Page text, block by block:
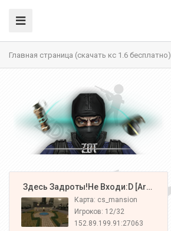
Главная страница (скачать кс 1.6 бесплатно)
️ Здесь Задроты!Не Входи:D [Army#1]
Карта: cs_mansion
Игроков: 12/32
152.89.199.91:27063